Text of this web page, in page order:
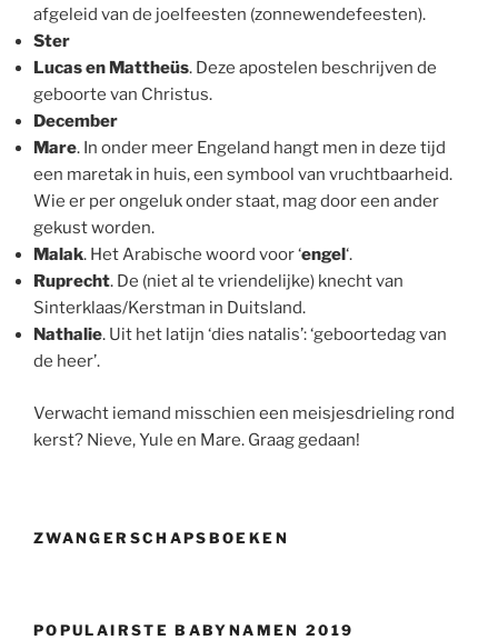
afgeleid van de joelfeesten (zonnewendefeesten).
Ster
Lucas en Mattheüs. Deze apostelen beschrijven de
geboorte van Christus.
December
Mare. In onder meer Engeland hangt men in deze tijd
een maretak in huis, een symbool van vruchtbaarheid.
Wie er per ongeluk onder staat, mag door een ander
gekust worden.
Malak. Het Arabische woord voor ‘engel‘.
Ruprecht. De (niet al te vriendelijke) knecht van
Sinterklaas/Kerstman in Duitsland.
Nathalie. Uit het latijn ‘dies natalis’: ‘geboortedag van
de heer’.
Verwacht iemand misschien een meisjesdrieling rond
kerst? Nieve, Yule en Mare. Graag gedaan!
ZWANGERSCHAPSBOEKEN
POPULAIRSTE BABYNAMEN 2019